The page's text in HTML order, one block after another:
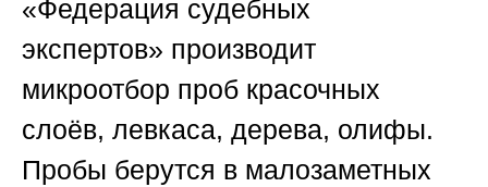
«Федерация судебных
экспертов» производит
микроотбор проб красочных
слоёв, левкаса, дерева, олифы.
Пробы берутся в малозаметных